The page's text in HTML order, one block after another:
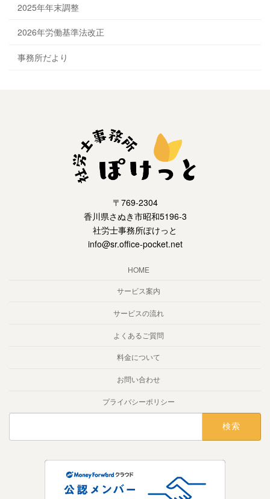
2025年年末調整
2026年労働基準法改正
事務所だより
〒769-2304
香川県さぬき市昭和5196-3
社労士事務所ぽけっと
info@sr.office-pocket.net
HOME
サービス案内
サービスの流れ
よくあるご質問
料金について
お問い合わせ
プライバシーポリシー
検